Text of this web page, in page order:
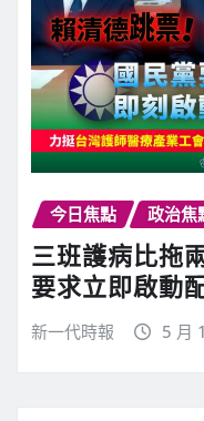
今日焦點 政治焦
三班護病比拖
要求立即啟動
新一代時報 5 月